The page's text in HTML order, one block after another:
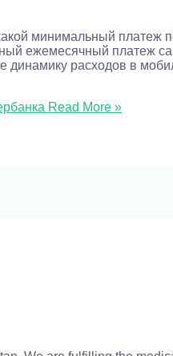
минимальный платеж
ежемесячный платеж
расходов в
Read More »